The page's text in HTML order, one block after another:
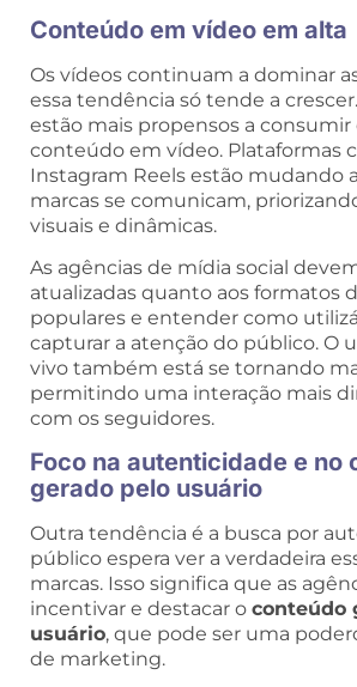
Conteúdo em vídeo em alta
Os vídeos continuam a dominar
essa tendência só tende a
estão mais propensos a
conteúdo em vídeo. Plataformas
Instagram Reels estão mudando
marcas se comunicam,
visuais e dinâmicas.
As agências de mídia social
atualizadas quanto aos formatos
populares e entender como
capturar a atenção do público. O
vivo também está se tornando
permitindo uma interação mais
com os seguidores.
Foco na autenticidade e no
gerado pelo usuário
Outra tendência é a busca por
público espera ver a verdadeira
marcas. Isso significa que as
incentivar e destacar o conteúdo
usuário, que pode ser uma
de marketing.